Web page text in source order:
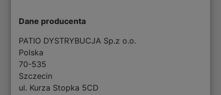
Dane producenta
PATIO DYSTRYBUCJA Sp.z o.o.
Polska
70-535
Szczecin
ul. Kurza Stopka 5CD